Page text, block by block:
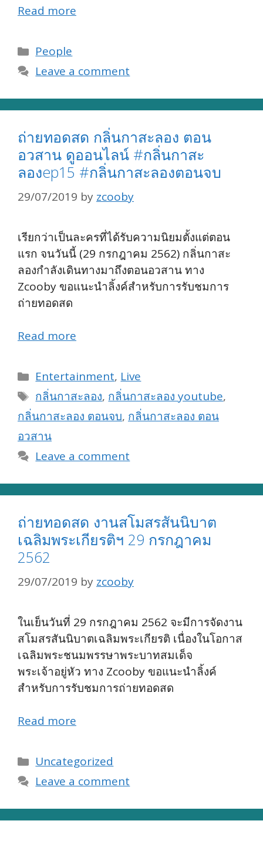
Read more
Categories
People
Leave a comment
ถ่ายทอดสด กลิ่นกาสะลอง ตอน
อวสาน ดูออนไลน์ #กลิ่นกาสะ
ลองep15 #กลิ่นกาสะลองตอนจบ
29/07/2019 by zcooby
เรียกว่าเป็นละครที่ได้รับความนิยมตั้งแต่ตอน
แรก จนวันนี้ (29 กรกฎาคม 2562) กลิ่นกาสะ
ลองกำลังเดินทางมาถึงตอนอวสาน ทาง
Zcooby ขอแนะนำลิ้งค์สำหรับการรับชมการ
ถ่ายทอดสด
Read more
Categories
Entertainment, Live
Tags
กลิ่นกาสะลอง, กลิ่นกาสะลอง youtube,
กลิ่นกาสะลอง ตอนจบ, กลิ่นกาสะลอง ตอน
อวสาน
Leave a comment
ถ่ายทอดสด งานสโมสรสันนิบาต
เฉลิมพระเกียรติฯ 29 กรกฎาคม
2562
29/07/2019 by zcooby
ในเย็นวันที่ 29 กรกฎาคม 2562 จะมีการจัดงาน
สโมสรสันนิบาตเฉลิมพระเกียรติ เนื่องในโอกาส
เฉลิมพระชนมพรรษาพระบาทสมเด็จ
พระเจ้าอยู่หัว ทาง Zcooby ขอแนะนำลิ้งค์
สำหรับการรับชมการถ่ายทอดสด
Read more
Categories
Uncategorized
Leave a comment